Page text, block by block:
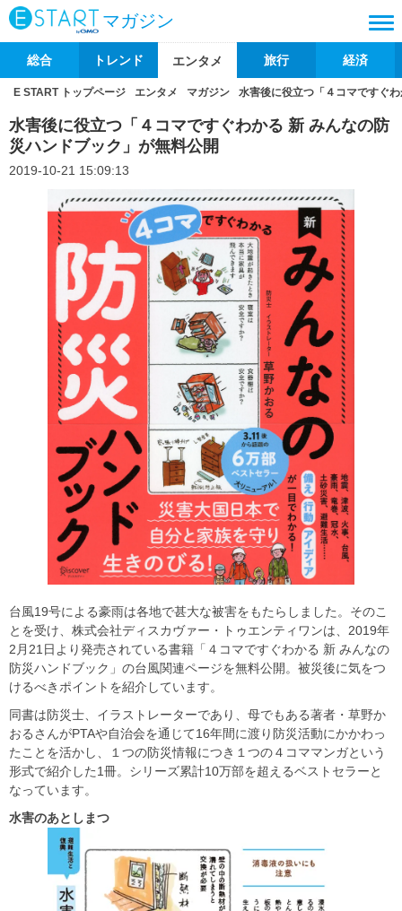
マガジン
総合 トレンド エンタメ 旅行 経済
E START トップページ エンタメ マガジン 水害後に役立つ「４コマですぐ
水害後に役立つ「４コマですぐわかる 新 みんなの防
災ハンドブック」が無料公開
2019-10-21 15:09:13
台風19号による豪雨は各地で甚大な被害をもたらしました。そのこ
とを受け、株式会社ディスカヴァー・トゥエンティワンは、2019年
2月21日より発売されている書籍「４コマですぐわかる 新 みんなの
防災ハンドブック」の台風関連ページを無料公開。被災後に気をつ
けるべきポイントを紹介しています。
同書は防災士、イラストレーターであり、母でもある著者・草野か
おるさんがPTAや自治会を通じて16年間に渡り防災活動にかかわっ
たことを活かし、１つの防災情報につき１つの４コママンガという
形式で紹介した1冊。シリーズ累計10万部を超えるベストセラーと
なっています。
水害のあとしまつ